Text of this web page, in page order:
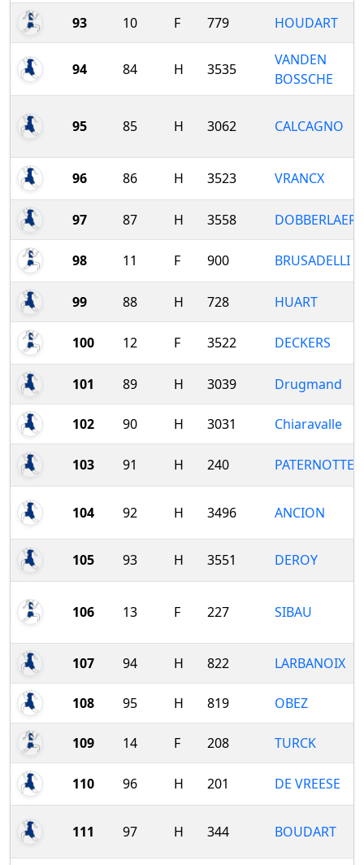
93 10 F 779 HOUDART
94 84 H 3535
VANDEN
BOSSCHE
95 85 H 3062 CALCAGNO
96 86 H 3523 VRANCX
97 87 H 3558 DOBBERLAERE
98 11 F 900 BRUSADELLI
99 88 H 728 HUART
100 12 F 3522 DECKERS
101 89 H 3039 Drugmand
102 90 H 3031 Chiaravalle
103 91 H 240 PATERNOTTE
104 92 H 3496 ANCION
105 93 H 3551 DEROY
106 13 F 227 SIBAU
107 94 H 822 LARBANOIX
108 95 H 819 OBEZ
109 14 F 208 TURCK
110 96 H 201 DE VREESE
111 97 H 344 BOUDART